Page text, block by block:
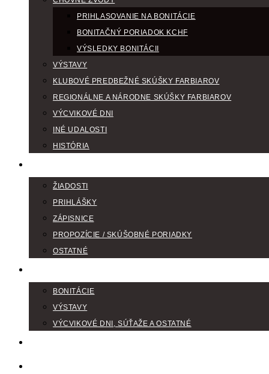
PRIHLASOVANIE NA BONITÁCIE
BONITAČNÝ PORIADOK KCHF
VÝSLEDKY BONITÁCII
VÝSTAVY
KLUBOVÉ PREDBEŽNÉ SKÚŠKY FARBIAROV
REGIONÁLNE A NÁRODNE SKÚŠKY FARBIAROV
VÝCVIKOVÉ DNI
INÉ UDALOSTI
HISTÓRIA
ŽIADOSTI
PRIHLÁŠKY
ZÁPISNICE
PROPOZÍCIE / SKÚŠOBNÉ PORIADKY
OSTATNÉ
BONITÁCIE
VÝSTAVY
VÝCVIKOVÉ DNI, SÚŤAŽE A OSTATNÉ